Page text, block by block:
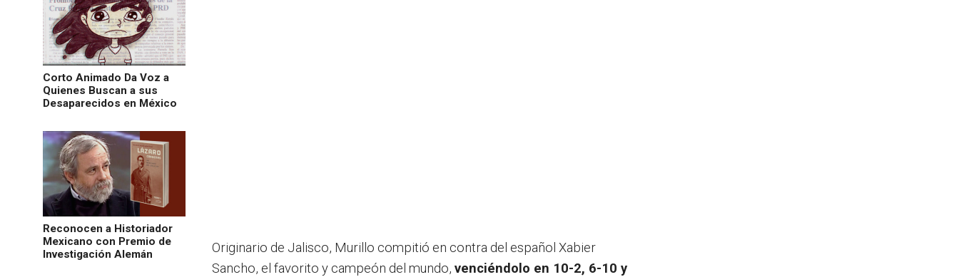
Corto Animado Da Voz a
Quienes Buscan a sus
Desaparecidos en México
Reconocen a Historiador
Mexicano con Premio de
Investigación Alemán
Originario de Jalisco, Murillo compitió en contra del español Xabier
Sancho, el favorito y campeón del mundo,venciéndolo en 10-2, 6-10 y